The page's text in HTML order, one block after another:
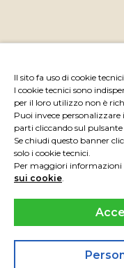
Il sito fa uso di cookie
I cookie tecnici sono
per il loro utilizzo non è
Puoi invece
parti cliccando sul pulsante
Se chiudi questo banner
solo i cookie tecnici.
Per maggiori informazioni
sui cookie.